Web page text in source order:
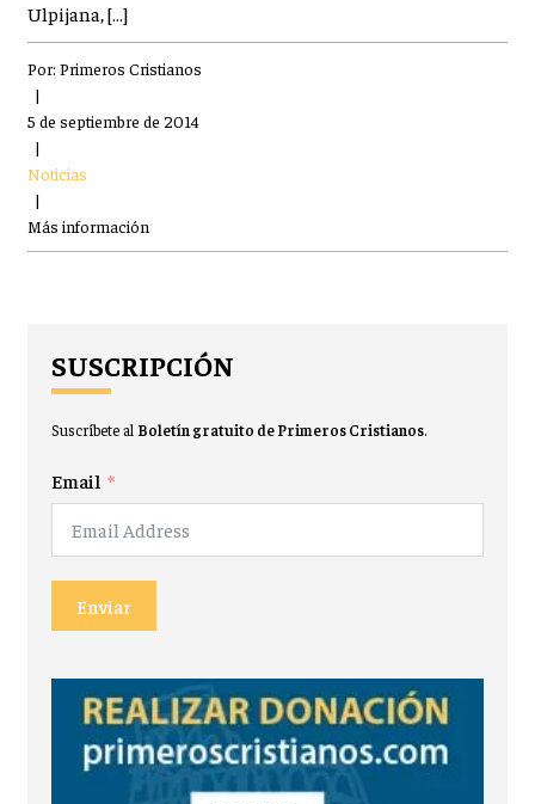
Ulpijana, […]
Por: Primeros Cristianos
|
5 de septiembre de 2014
|
Noticias
|
Más información
SUSCRIPCIÓN
Suscríbete al Boletín gratuito de Primeros Cristianos.
Email
Enviar